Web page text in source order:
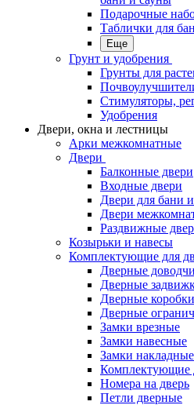
Подарочные
Таблички для
Еще
Грунт и удобрения
Грунты для
Стимуляторы,
Удобрения
Двери, окна и лестницы
Арки межкомнатные
Двери
Балконные двери
Входные двери
Двери для бани
Двери
Раздвижные
Козырьки и навесы
Комплектующие для
Дверные
Дверные
Дверные
Дверные
Замки врезные
Замки навесные
Замки накладные
Комплектующие
Номера на дверь
Петли дверные